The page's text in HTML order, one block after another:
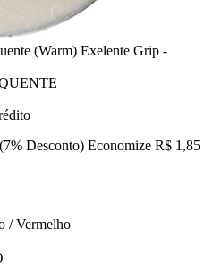
(Warm) Exelente Grip -
(7% Desconto) Economize R$ 1,85
/ Vermelho